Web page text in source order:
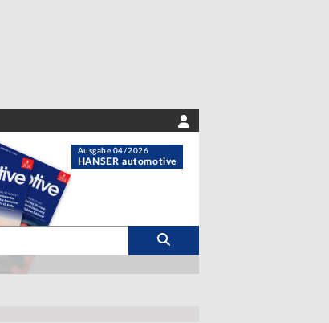
Ausgabe 04/2026
HANSER automotive